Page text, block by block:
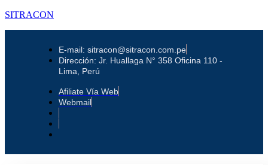
SITRACON
E-mail: sitracon@sitracon.com.pe
Dirección: Jr. Huallaga N° 358 Oficina 110 -
Lima, Perú
Afiliate Vía Web
Webmail